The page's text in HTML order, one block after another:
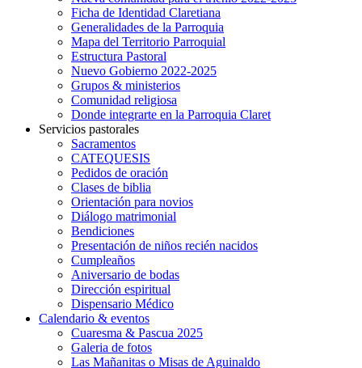
Ficha de Identidad Claretiana
Generalidades de la Parroquia
Mapa del Territorio Parroquial
Estructura Pastoral
Nuevo Gobierno 2022-2025
Grupos & ministerios
Comunidad religiosa
Donde integrarte en la Parroquia Claret
Servicios pastorales
Sacramentos
CATEQUESIS
Pedidos de oración
Clases de biblia
Orientación para novios
Diálogo matrimonial
Bendiciones
Presentación de niños recién nacidos
Cumpleaños
Aniversario de bodas
Dirección espiritual
Dispensario Médico
Calendario & eventos
Cuaresma & Pascua 2025
Galeria de fotos
Las Mañanitas o Misas de Aguinaldo